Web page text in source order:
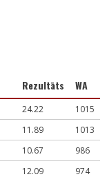
Rezultāts WA
24.22
1015
11.89
1013
10.67
986
12.09
974